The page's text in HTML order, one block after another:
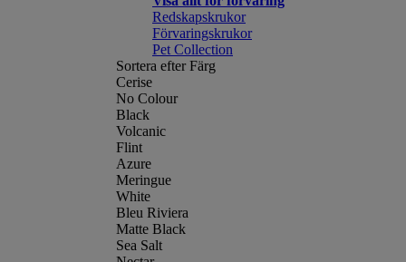
Redskapskrukor
Förvaringskrukor
Pet Collection
Sortera efter Färg
Cerise
No Colour
Black
Volcanic
Flint
Azure
Meringue
White
Bleu Riviera
Matte Black
Sea Salt